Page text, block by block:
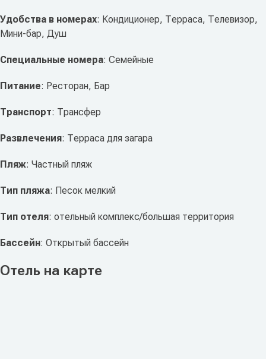
Удобства в номерах: Кондиционер, Терраса, Телевизор,
Мини-бар, Душ
Специальные номера: Семейные
Питание: Ресторан, Бар
Транспорт: Трансфер
Развлечения: Терраса для загара
Пляж: Частный пляж
Тип пляжа: Песок мелкий
Тип отеля: отельный комплекс/большая территория
Бассейн: Открытый бассейн
Отель на карте